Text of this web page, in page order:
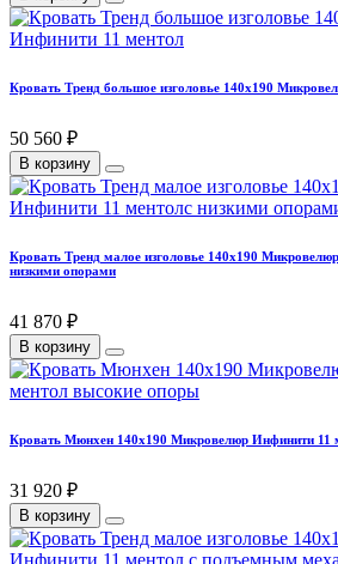
Кровать Тренд большое изголовье 140х190
50 560 ₽
В корзину
Кровать Тренд малое изголовье 140х190
низкими опорами
41 870 ₽
В корзину
Кровать Мюнхен 140х190 Микровелюр Инфинити 11
31 920 ₽
В корзину